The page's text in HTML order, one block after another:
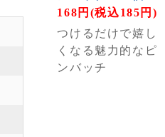
168円(税込185円)
つけるだけで嬉し
くなる魅力的なピ
ンバッチ